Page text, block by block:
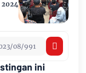
2024
ini